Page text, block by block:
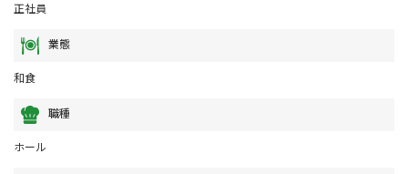
正社員
業態
和食
職種
ホール